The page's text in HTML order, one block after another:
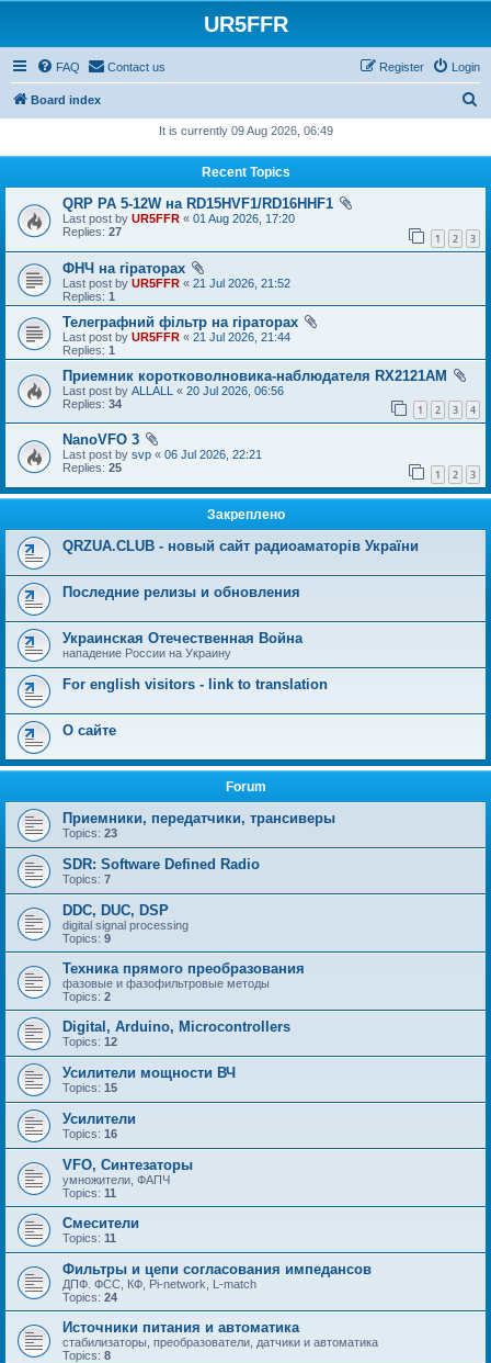
UR5FFR
FAQ Contact us Login
Register
Board index
h
It is currently 09 Aug 2026, 06:49
Recent Topics
QRP PA 5-12W на RD15HVF1/RD16HHF1
Last post by UR5FFR « 01 Aug 2026, 17:20
Replies: 27 1 2 3
ФНЧ на гіраторах
Last post by UR5FFR « 21 Jul 2026, 21:52
Replies: 1
Телеграфний фільтр на гіраторах
Last post by UR5FFR « 21 Jul 2026, 21:44
Replies: 1
Приемник коротковолновика-наблюдателя RX2121AM
Last post by ALLALL « 20 Jul 2026, 06:56
Replies: 34 1 2 3 4
NanoVFO 3
Last post by svp « 06 Jul 2026, 22:21
Replies: 25 1 2 3
Закреплено
QRZUA.CLUB - новый сайт радиоаматорів України
Последние релизы и обновления
Украинская Отечественная Война
нападение России на Украину
For english visitors - link to translation
О сайте
Forum
Приемники, передатчики, трансиверы
Topics: 23
SDR: Software Defined Radio
Topics: 7
DDC, DUC, DSP
digital signal processing
Topics: 9
Техника прямого преобразования
фазовые и фазофильтровые методы
Topics: 2
Digital, Arduino, Microcontrollers
Topics: 12
Усилители мощности ВЧ
Topics: 15
Усилители
Topics: 16
VFO, Синтезаторы
умножители, ФАПЧ
Topics: 11
Смесители
Topics: 11
Фильтры и цепи согласования импедансов
ДПФ. ФСС, КФ, Pi-network, L-match
Topics: 24
Источники питания и автоматика
стабилизаторы, преобразователи, датчики и автоматика
Topics: 8